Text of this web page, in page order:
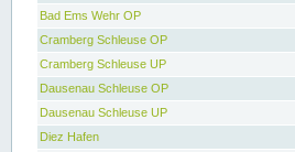
Bad Ems Wehr OP
Cramberg Schleuse OP
Cramberg Schleuse UP
Dausenau Schleuse OP
Dausenau Schleuse UP
Diez Hafen